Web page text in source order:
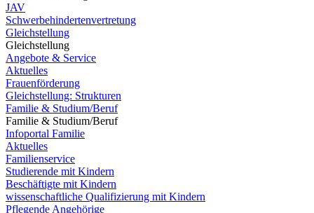
JAV
Schwerbehindertenvertretung
Gleichstellung
Gleichstellung
Angebote & Service
Aktuelles
Frauenförderung
Gleichstellung: Strukturen
Familie & Studium/Beruf
Familie & Studium/Beruf
Infoportal Familie
Aktuelles
Familienservice
Studierende mit Kindern
Beschäftigte mit Kindern
wissenschaftliche Qualifizierung mit Kindern
Pflegende Angehörige